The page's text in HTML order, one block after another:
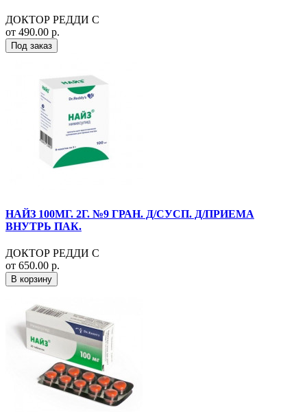
ДОКТОР РЕДДИ С
от 490.00 р.
Под заказ
НАЙЗ 100МГ. 2Г. №9 ГРАН. Д/СУСП. Д/ПРИЕМА
ВНУТРЬ ПАК.
ДОКТОР РЕДДИ С
от 650.00 р.
В корзину